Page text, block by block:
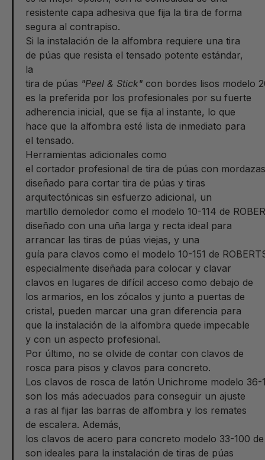
resistente capa adhesiva que fija la tira de forma
segura al contrapiso.
Si la instalación de la alfombra requiere una tira
de púas que resista el tensado potente estándar,
la
tira de púas "Peel & Stick" con bordes lisos modelo
es la preferida por los profesionales por su fuerte
adherencia inicial, que se fija al instante, lo que
hace que la alfombra esté lista de inmediato para
el tensado.
Herramientas adicionales como
el cortador profesional de tira de púas con
diseñado para cortar tira de púas y tiras
arquitectónicas sin esfuerzo adicional, un
martillo demoledor como el modelo 10-114 de
diseñado con una uña larga y recta ideal para
arrancar las tiras de púas viejas, y una
guía para clavos como el modelo 10-151 de
especialmente diseñada para colocar y clavar
clavos en lugares de difícil acceso como debajo de
los armarios, en los zócalos y junto a puertas de
cristal, pueden marcar una gran diferencia para
que la instalación de la alfombra quede impecable
y con un aspecto profesional.
Por último, no se olvide de contar con clavos de
rosca para pisos y clavos para concreto.
Los clavos de rosca de latón Unichrome modelo 36-
son los más adecuados para conseguir un ajuste
a ras al fijar las barras de alfombra y los remates
de escalera. Además,
los clavos de acero para concreto modelo 33-100 de
son ideales para la instalación de tiras de púas